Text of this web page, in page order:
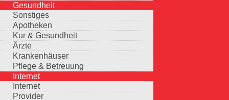
Gesundheit
Sonstiges
Apotheken
Kur & Gesundheit
Ärzte
Krankenhäuser
Pflege & Betreuung
Internet
Internet
Provider